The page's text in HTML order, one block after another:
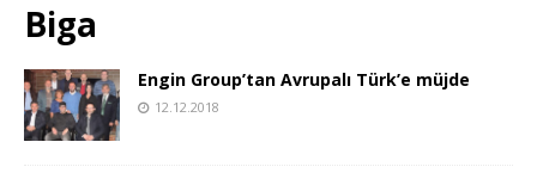
Biga
Engin Group’tan Avrupalı Türk’e müjde
12.12.2018